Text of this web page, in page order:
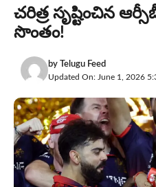
చరిత్ర సృష్టించిన
సొంతం!
by Telugu Feed
Updated On: June 1, 2026